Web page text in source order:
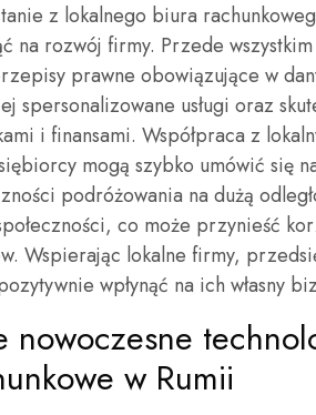
z lokalnego biura
na rozwój firmy. Przede
prawne obowiązujące w
spersonalizowane usługi oraz
i finansami. Współpraca z
mogą szybko umówić się
podróżowania na dużą
co może przynieść
Wspierając lokalne firmy,
wpłynąć na ich własny
nowoczesne
w Rumii